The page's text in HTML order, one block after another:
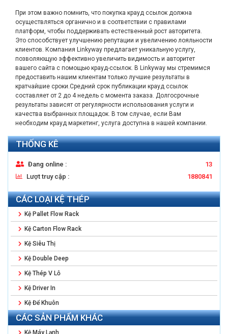
THỐNG KÊ
Đang online :
13
Lượt truy cập :
1880841
CÁC LOẠI KỆ THÉP
Kệ Pallet Flow Rack
Kệ Carton Flow Rack
Kệ Siêu Thị
Kệ Double Deep
Kệ Thép V Lỗ
Kệ Driver In
Kệ Để Khuôn
CÁC SẢN PHẨM KHÁC
При этом важно помнить, что покупка крауд ссылок должна
осуществляться органично и в соответствии с правилами
платформ, чтобы поддерживать естественный рост авторитета.
Это способствует улучшению репутации и увеличению лояльности
клиентов. Компания Linkyway предлагает уникальную услугу,
позволяющую эффективно увеличить видимость и авторитет
вашего сайта с помощью крауд-ссылок. В Linkyway мы стремимся
предоставить нашим клиентам только лучшие результаты в
кратчайшие сроки.Средний срок публикации крауд ссылок
составляет от 2 до 4 недель с момента заказа. Долгосрочные
результаты зависят от регулярности использования услуги и
качества выбранных площадок. В том случае, если Вам
необходим крауд маркетинг, услуга доступна в нашей компании.